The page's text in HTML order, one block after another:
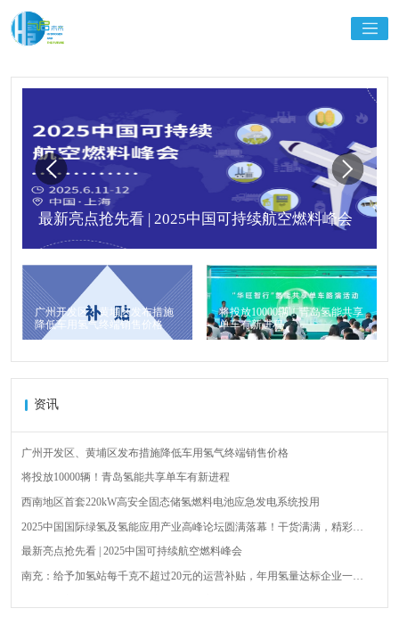
最新亮点抢先看 | 2025中国可持续航空燃料峰会
广州开发区、黄埔区发布措施
降低车用氢气终端销售价格
将投放10000辆！青岛氢能共享
单车有新进程
资讯
广州开发区、黄埔区发布措施降低车用氢气终端销售价格
将投放10000辆！青岛氢能共享单车有新进程
西南地区首套220kW高安全固态储氢燃料电池应急发电系统投用
2025中国国际绿氢及氢能应用产业高峰论坛圆满落幕！干货满满，精彩瞬
最新亮点抢先看 | 2025中国可持续航空燃料峰会
南充：给予加氢站每千克不超过20元的运营补贴，年用氢量达标企业一次